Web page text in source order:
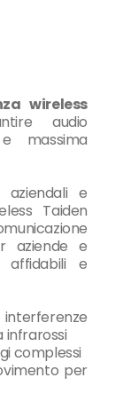
wireless
audio
massima
e
Taiden
aziende e
affidabili e
infrarossi
complessi
per